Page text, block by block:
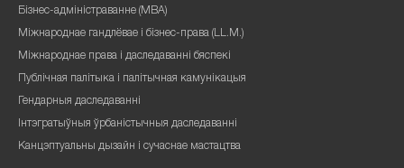
Бізнес-адміністраванне (MBA)
Міжнароднае гандлёвае і бізнес-права (LL.M.)
Міжнароднае права і даследаванні бяспекі
Публічная палітыка і палітычная камунікацыя
Гендарныя даследаванні
Інтэгратыўныя ўрбаністычныя даследаванні
Канцэптуальны дызайн і сучаснае мастацтва